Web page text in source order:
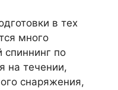
в тех
много
спиннинг по
на течении,
снаряжения,